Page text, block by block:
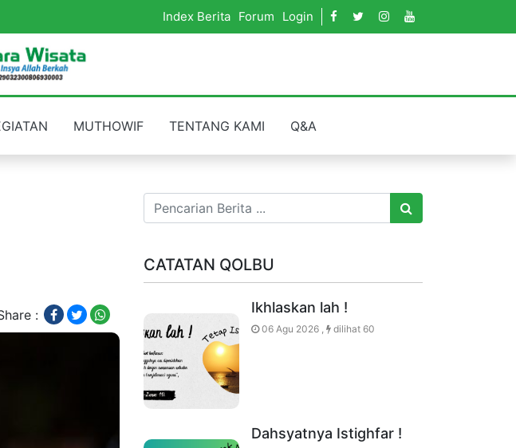
Index Berita Forum Login
MUTHOWIF TENTANG KAMI Q&A
:
CATATAN QOLBU
Ikhlaskan lah !
06 Agu 2026 , dilihat 60
Dahsyatnya Istighfar !